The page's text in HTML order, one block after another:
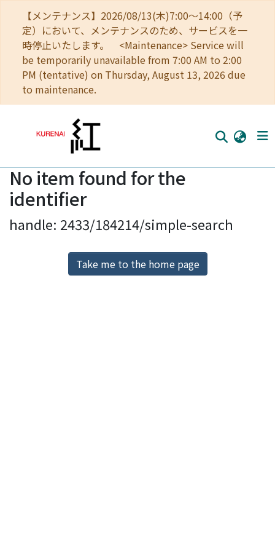
【メンテナンス】2026/08/13(木)7:00～14:00（予
定）において、メンテナンスのため、サービスを一
時停止いたします。 <Maintenance> Service will
be temporarily unavailable from 7:00 AM to 2:00
PM (tentative) on Thursday, August 13, 2026 due
to maintenance.
Home
Communities
Browse
Download Ranking
No item found for the
identifier
handle: 2433/184214/simple-search
Take me to the home page